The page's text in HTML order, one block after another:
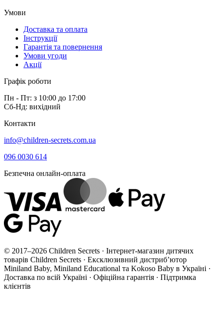
Умови
Доставка та оплата
Інструкції
Гарантія та повернення
Умови угоди
Акції
Графік роботи
Пн - Пт: з 10:00 до 17:00
Сб-Нд: вихідний
Контакти
info@children-secrets.com.ua
096 0030 614
Безпечна онлайн-оплата
© 2017–2026 Children Secrets · Інтернет-магазин дитячих
товарів Children Secrets · Ексклюзивний дистриб’ютор
Miniland Baby, Miniland Educational та Kokoso Baby в Україні ·
Доставка по всій Україні · Офіційна гарантія · Підтримка
клієнтів